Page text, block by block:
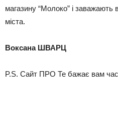
магазину “Молоко” і заважають
міста.
Воксана ШВАРЦ
P.S. Сайт ПРО Те бажає вам